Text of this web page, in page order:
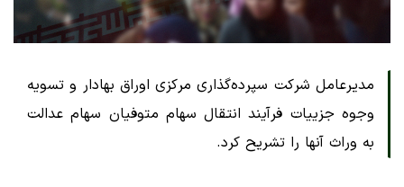
مدیرعامل شرکت سپرده‌گذاری مرکزی اوراق بهادار و تسویه
وجوه جزییات فرآیند انتقال سهام متوفیان سهام عدالت
به وراث آنها را تشریح کرد.